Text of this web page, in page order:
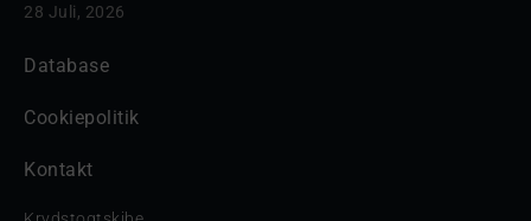
28 Juli, 2026
Database
Cookiepolitik
Kontakt